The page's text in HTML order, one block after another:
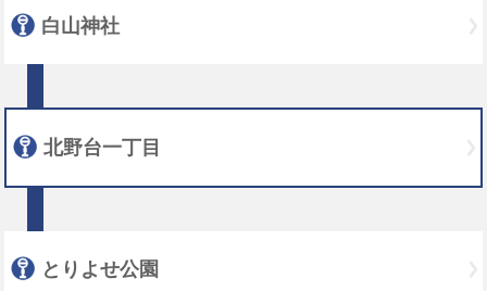
白山神社
北野台一丁目
とりよせ公園